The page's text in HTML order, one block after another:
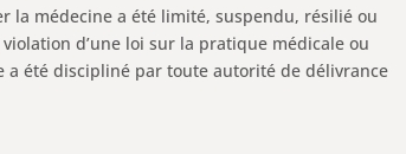
la médecine a été limité, suspendu, résilié ou
d’une loi sur la pratique médicale ou
a été discipliné par toute autorité de délivrance